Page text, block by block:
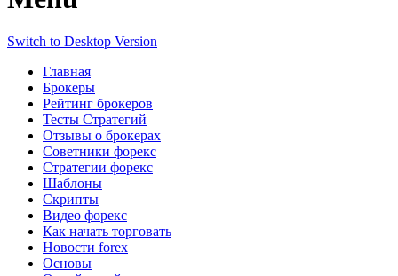
Switch to Desktop Version
Главная
Брокеры
Рейтинг брокеров
Тесты Стратегий
Отзывы о брокерах
Советники форекс
Стратегии форекс
Шаблоны
Скрипты
Видео форекс
Как начать торговать
Новости forex
Основы